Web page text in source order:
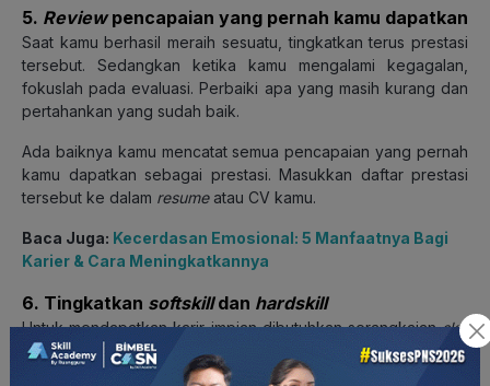
5. Reviewpencapaian yang pernah kamu dapatkan
Saat kamu berhasil meraih sesuatu, tingkatkan terus prestasi
tersebut. Sedangkan ketika kamu mengalami kegagalan,
fokuslah pada evaluasi. Perbaiki apa yang masih kurang dan
pertahankan yang sudah baik.
Ada baiknya kamu mencatat semua pencapaian yang pernah
kamu dapatkan sebagai prestasi. Masukkan daftar prestasi
tersebut ke dalam resume atau CV kamu.
Baca Juga: Kecerdasan Emosional: 5 Manfaatnya Bagi
Karier & Cara Meningkatkannya
6. Tingkatkan softskilldan hardskill
Untuk mendapatkan karir impian dibutuhkan serangkaianskill
yang harus dikuasai. Misalnya, saat kamu ingin menjadi Art
Director, serangkaian keterampilan yang harus dikuasai